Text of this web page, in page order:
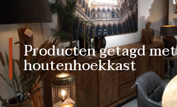
Producten getagd met
houtenhoekkast